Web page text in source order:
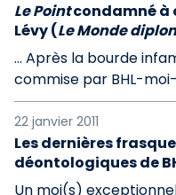
Le Pointcondamné à
Lévy (Le Monde
… Après la bourde
commise par BHL-
22 janvier 2011
Les dernières
déontologiques de
Un moi(s)